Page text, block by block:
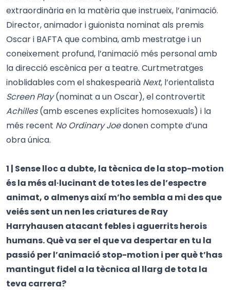
extraordinària en la matèria que instrueix, l’animació.
Director, animador i guionista nominat als premis
Oscar i BAFTA que combina, amb mestratge i un
coneixement profund, l’animació més personal amb
la direcció escènica per a teatre. Curtmetratges
inoblidables com el shakespearià Next, l’orientalista
Screen Play(nominat a un Oscar), el controvertit
Achilles(amb escenes explícites homosexuals) i la
més recent No Ordinary Joedonen compte d’una
obra única.
1 | Sense lloc a dubte, la tècnica de la stop-motion
és la més al·lucinant de totes les de l’espectre
animat, o almenys així m’ho sembla a mi des que
veiés sent un nen les criatures de Ray
Harryhausen atacant febles i aguerrits herois
humans. Què va ser el que va despertar en tu la
passió per l’animació stop-motion i per què t’has
mantingut fidel a la tècnica al llarg de tota la
teva carrera?